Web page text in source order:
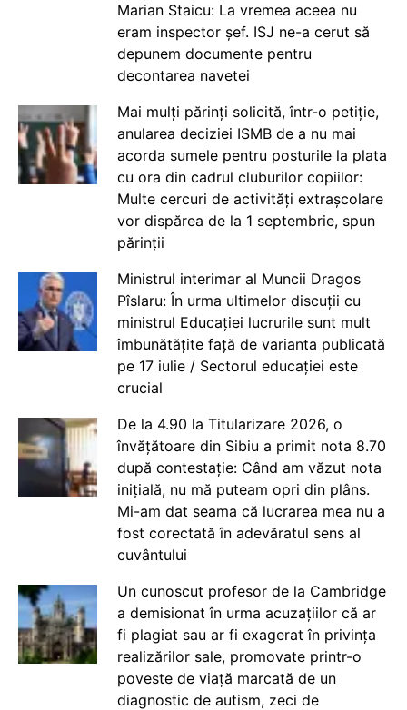
Marian Staicu: La vremea aceea nu
eram inspector șef. ISJ ne-a cerut să
depunem documente pentru
decontarea navetei
Mai mulți părinți solicită, într-o petiție,
anularea deciziei ISMB de a nu mai
acorda sumele pentru posturile la plata
cu ora din cadrul cluburilor copiilor:
Multe cercuri de activități extrașcolare
vor dispărea de la 1 septembrie, spun
părinții
Ministrul interimar al Muncii Dragos
Pîslaru: În urma ultimelor discuții cu
ministrul Educației lucrurile sunt mult
îmbunătățite față de varianta publicată
pe 17 iulie / Sectorul educației este
crucial
De la 4.90 la Titularizare 2026, o
învățătoare din Sibiu a primit nota 8.70
după contestație: Când am văzut nota
inițială, nu mă puteam opri din plâns.
Mi-am dat seama că lucrarea mea nu a
fost corectată în adevăratul sens al
cuvântului
Un cunoscut profesor de la Cambridge
a demisionat în urma acuzațiilor că ar
fi plagiat sau ar fi exagerat în privința
realizărilor sale, promovate printr-o
poveste de viață marcată de un
diagnostic de autism, zeci de